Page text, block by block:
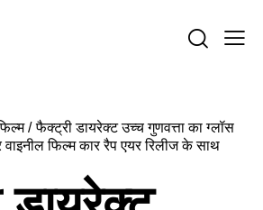
फैक्ट्री डायरेक्ट उच्च गुणवत्ता का ग्लॉस
वाइनील फिल्म कार रैप एयर रिलीज के साथ